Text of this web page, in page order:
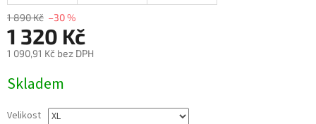
1 890 Kč –30 %
1 320 Kč
1 090,91 Kč bez DPH
cena:
Skladem
Velikost